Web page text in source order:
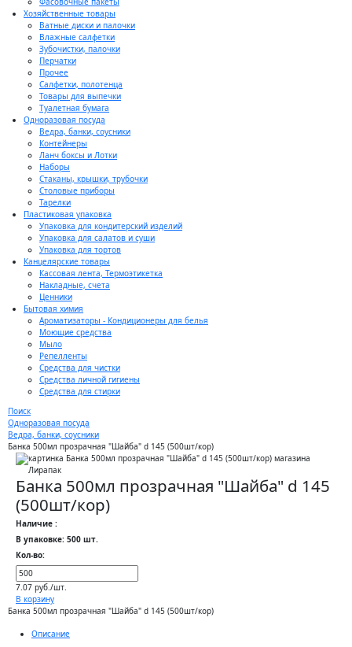
Хозяйственные товары
Ватные диски и палочки
Влажные салфетки
Зубочистки, палочки
Перчатки
Прочее
Салфетки, полотенца
Товары для выпечки
Туалетная бумага
Одноразовая посуда
Ведра, банки, соусники
Контейнеры
Ланч боксы и Лотки
Наборы
Стаканы, крышки, трубочки
Столовые приборы
Тарелки
Пластиковая упаковка
Упаковка для кондитерский изделий
Упаковка для салатов и суши
Упаковка для тортов
Канцелярские товары
Кассовая лента, Термоэтикетка
Накладные, счета
Ценники
Бытовая химия
Ароматизаторы - Кондиционеры для белья
Моющие средства
Мыло
Репелленты
Средства для чистки
Средства личной гигиены
Средства для стирки
Поиск
Одноразовая посуда
Ведра, банки, соусники
Банка 500мл прозрачная "Шайба" d 145 (500шт/кор)
Банка 500мл прозрачная "Шайба" d 145
(500шт/кор)
Наличие :
В упаковке: 500 шт.
Кол-во:
7.07 руб./шт.
В корзину
Банка 500мл прозрачная "Шайба" d 145 (500шт/кор)
Описание